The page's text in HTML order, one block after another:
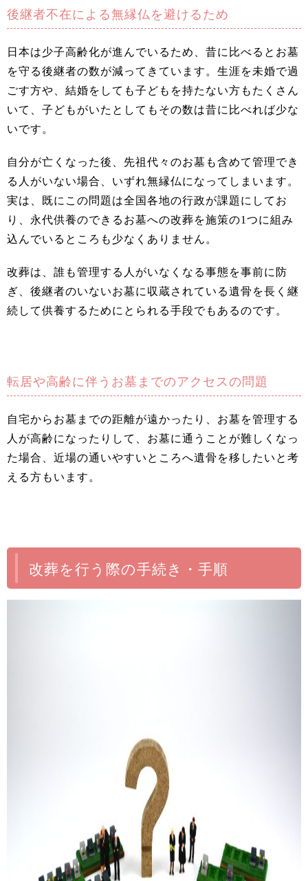
後継者不在による無縁仏を避けるため
日本は少子高齢化が進んでいるため、昔に比べるとお墓
を守る後継者の数が減ってきています。生涯を未婚で過
ごす方や、結婚をしても子どもを持たない方もたくさん
いて、子どもがいたとしてもその数は昔に比べれば少な
いです。
自分が亡くなった後、先祖代々のお墓も含めて管理でき
る人がいない場合、いずれ無縁仏になってしまいます。
実は、既にこの問題は全国各地の行政が課題にしてお
り、永代供養のできるお墓への改葬を施策の1つに組み
込んでいるところも少なくありません。
改葬は、誰も管理する人がいなくなる事態を事前に防
ぎ、後継者のいないお墓に収蔵されている遺骨を長く継
続して供養するためにとられる手段でもあるのです。
転居や高齢に伴うお墓までのアクセスの問題
自宅からお墓までの距離が遠かったり、お墓を管理する
人が高齢になったりして、お墓に通うことが難しくなっ
た場合、近場の通いやすいところへ遺骨を移したいと考
える方もいます。
改葬を行う際の手続き・手順